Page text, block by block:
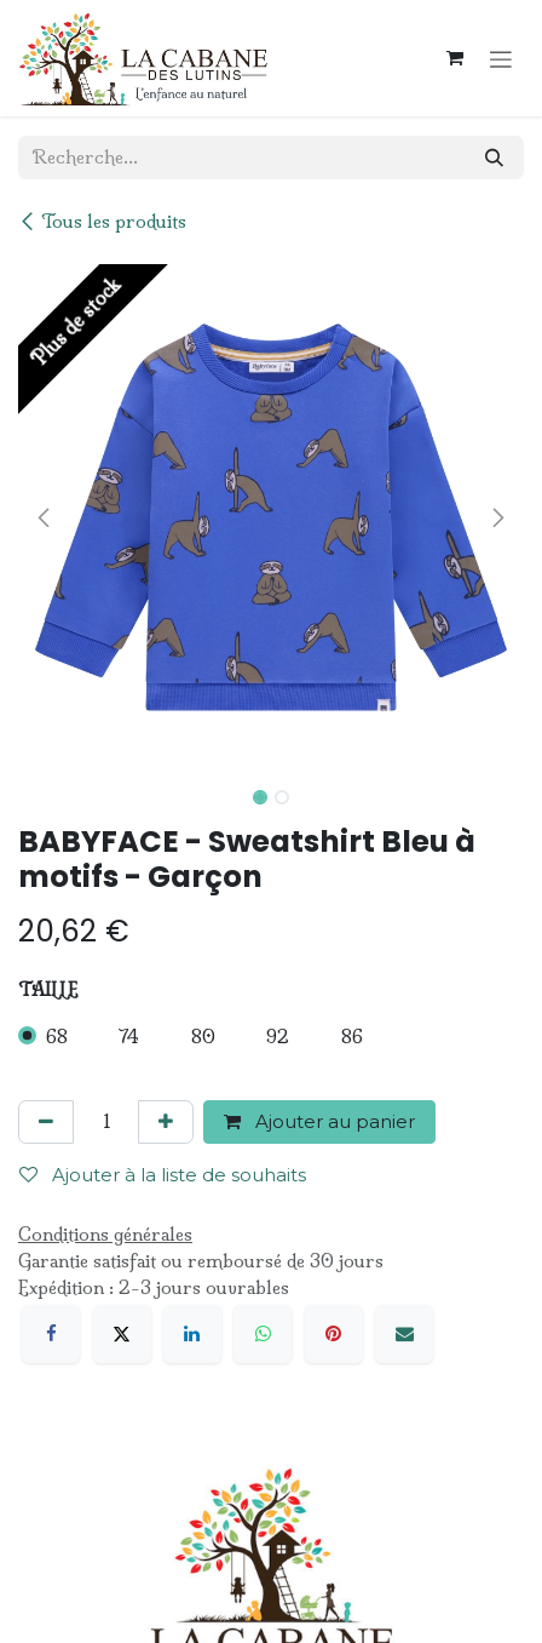
Se rendre au contenu
Tous les produits
Plus de stock
BABYFACE - Sweatshirt Bleu à
motifs - Garçon
20,62 €
TAILLE
68 74 80 92 86
Ajouter au panier
Ajouter à la liste de souhaits
Conditions générales
Garantie satisfait ou remboursé de 30 jours
Expédition : 2-3 jours ouvrables